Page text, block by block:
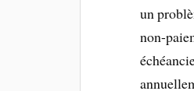
un
non-